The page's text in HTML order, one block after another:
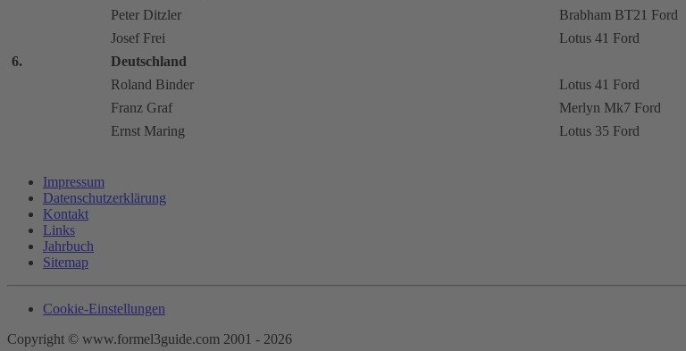
Peter Ditzler
Brabham BT21 Ford
Josef Frei
Lotus 41 Ford
6.
Deutschland
Roland Binder
Lotus 41 Ford
Franz Graf
Merlyn Mk7 Ford
Ernst Maring
Lotus 35 Ford
Impressum
Datenschutzerklärung
Kontakt
Links
Jahrbuch
Sitemap
Cookie-Einstellungen
Copyright © www.formel3guide.com 2001 - 2026